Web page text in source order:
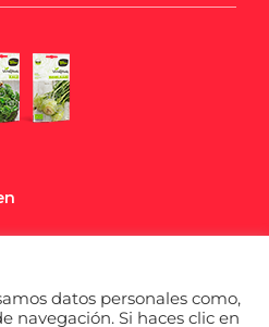
datos personales como,
navegación. Si haces clic en